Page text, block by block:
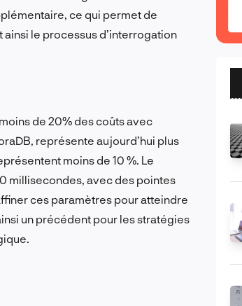
ce qui permet de
le processus d’interrogation
de 20% des coûts avec
représente aujourd’hui plus
moins de 10 %. Le
millisecondes, avec des pointes
ces paramètres pour atteindre
un précédent pour les stratégies